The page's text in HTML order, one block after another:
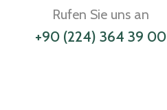
Rufen Sie uns an
+90 (224) 364 39 00